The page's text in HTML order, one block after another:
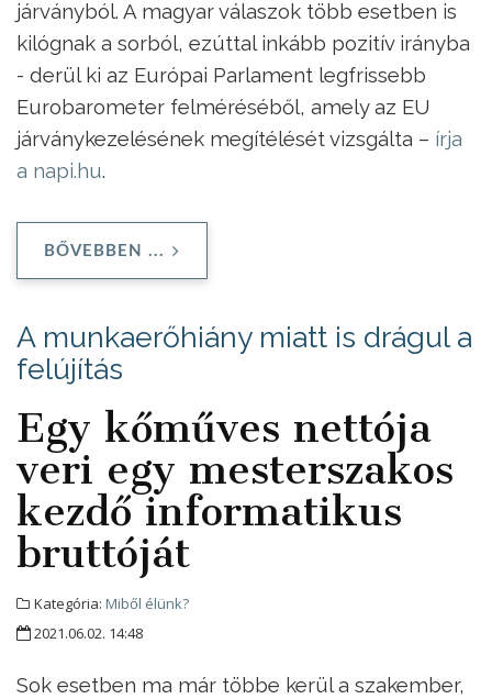
járványból. A magyar válaszok több esetben is
kilógnak a sorból, ezúttal inkább pozitív irányba
- derül ki az Európai Parlament legfrissebb
Eurobarometer felméréséből, amely az EU
járványkezelésének megítélését vizsgálta – írja
a napi.hu.
BŐVEBBEN ...
A munkaerőhiány miatt is drágul a
felújítás
Egy kőműves nettója
veri egy mesterszakos
kezdő informatikus
bruttóját
Kategória: Miből élünk?
2021.06.02. 14:48
Sok esetben ma már többe kerül a szakember,